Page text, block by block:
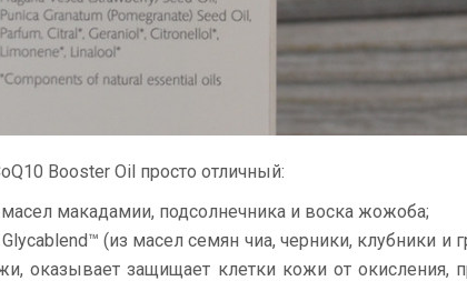
Booster Oil просто отличный:
макадамии, подсолнечника и воска жожоба;
(из масел семян чиа, черники, клубники и
оказывает защищает клетки кожи от окисления,